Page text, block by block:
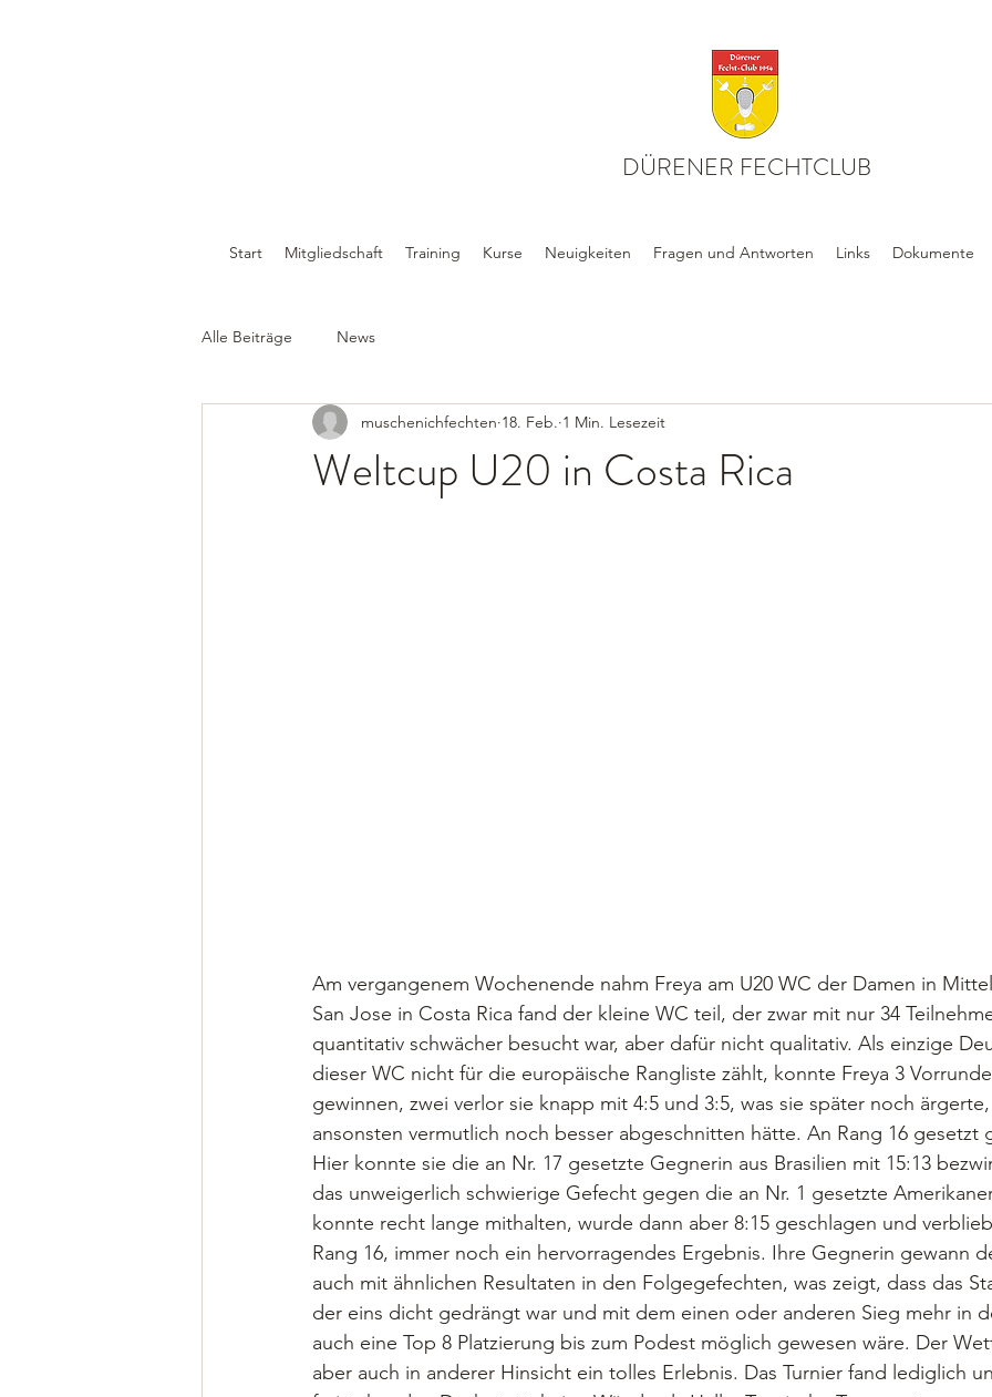
DÜRENER FECHTCLUB
Start Mitgliedschaft Training Kurse Neuigkeiten Fragen und Antworten Links Dokumente
Alle Beiträge News
Weltcup U20 in Costa Rica
muschenichfechten 18. Feb. 1 Min. Lesezeit
Am vergangenem Wochenende nahm Freya am U20 WC der Damen in
San Jose in Costa Rica fand der kleine WC teil, der zwar mit nur 34
quantitativ schwächer besucht war, aber dafür nicht qualitativ. Als einzige
dieser WC nicht für die europäische Rangliste zählt, konnte Freya 3
gewinnen, zwei verlor sie knapp mit 4:5 und 3:5, was sie später noch
ansonsten vermutlich noch besser abgeschnitten hätte. An Rang 16 gesetzt
Hier konnte sie die an Nr. 17 gesetzte Gegnerin aus Brasilien mit 15:13
das unweigerlich schwierige Gefecht gegen die an Nr. 1 gesetzte
konnte recht lange mithalten, wurde dann aber 8:15 geschlagen und
Rang 16, immer noch ein hervorragendes Ergebnis. Ihre Gegnerin gewann
auch mit ähnlichen Resultaten in den Folgegefechten, was zeigt, dass das
der eins dicht gedrängt war und mit dem einen oder anderen Sieg mehr in
auch eine Top 8 Platzierung bis zum Podest möglich gewesen wäre. Der
aber auch in anderer Hinsicht ein tolles Erlebnis. Das Turnier fand lediglich